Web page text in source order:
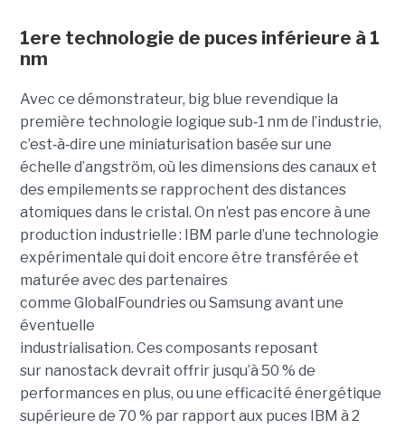
1ere technologie de puces inférieure à 1
nm
Avec ce démonstrateur, big blue revendique la
première technologie logique sub‑1 nm de l’industrie,
c’est‑à‑dire une miniaturisation basée sur une
échelle d’angström, où les dimensions des canaux et
des empilements se rapprochent des distances
atomiques dans le cristal. On n’est pas encore à une
production industrielle : IBM parle d’une technologie
expérimentale qui doit encore être transférée et
maturée avec des partenaires
comme GlobalFoundries ou Samsung avant une
éventuelle
industrialisation. Ces composants reposant
sur nanostack devrait offrir jusqu’à 50 % de
performances en plus, ou une efficacité énergétique
supérieure de 70 % par rapport aux puces IBM à 2